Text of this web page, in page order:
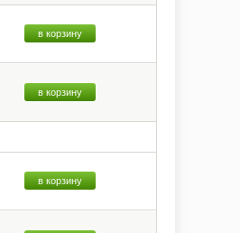
в корзину
в корзину
в корзину